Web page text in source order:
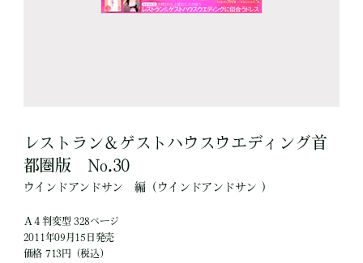
レストラン＆ゲストハウスウエディング首
都圏版 No.30
ウインドアンドサン 編（ウインドアンドサン ）
Ａ４判変型 328ページ
2011年09月15日発売
価格 713円（税込）